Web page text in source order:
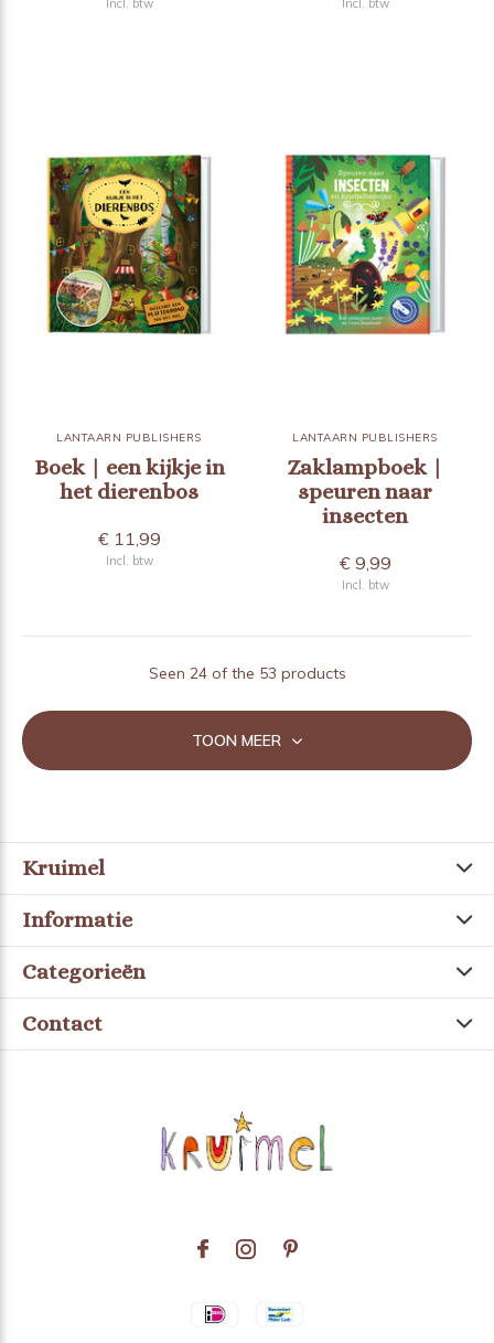
Incl. btw Incl. btw
LANTAARN PUBLISHERS
Boek | een kijkje in
het dierenbos
€ 11,99
Incl. btw
LANTAARN PUBLISHERS
Zaklampboek |
speuren naar
insecten
€ 9,99
Incl. btw
Seen 24 of the 53 products
TOON MEER
Kruimel
Informatie
Categorieën
Contact